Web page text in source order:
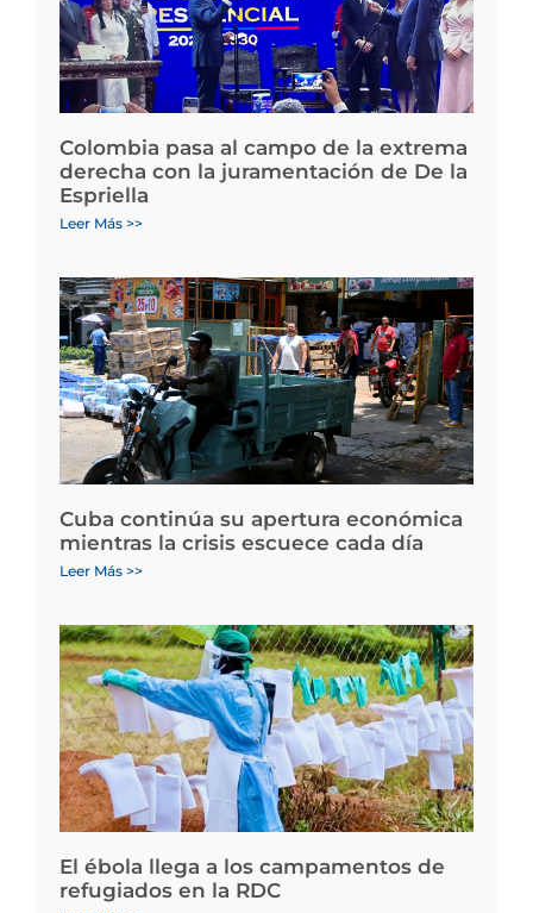
Colombia pasa al campo de la extrema
derecha con la juramentación de De la
Espriella
Leer Más >>
Cuba continúa su apertura económica
mientras la crisis escuece cada día
Leer Más >>
El ébola llega a los campamentos de
refugiados en la RDC